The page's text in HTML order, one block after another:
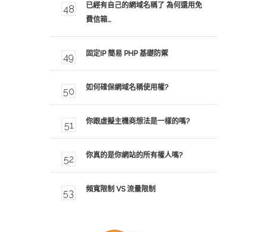
已經有自己的網域名稱了 為何還用免
費信箱…
固定IP 簡易 PHP 基礎防禦
如何確保網域名稱使用權?
你跟虛擬主機商想法是一樣的嗎?
你真的是你網站的所有權人嗎?
頻寬限制 VS 流量限制